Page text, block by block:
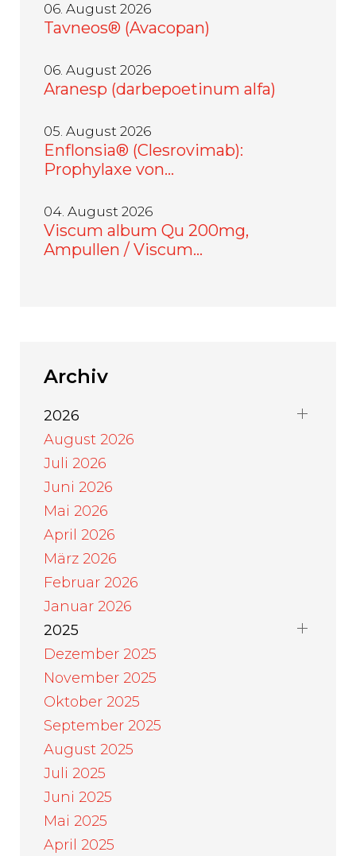
06. August 2026
Tavneos® (Avacopan)
06. August 2026
Aranesp (darbepoetinum alfa)
05. August 2026
Enflonsia® (Clesrovimab):
Prophylaxe von…
04. August 2026
Viscum album Qu 200mg,
Ampullen / Viscum…
Archiv
2026
August 2026
Juli 2026
Juni 2026
Mai 2026
April 2026
März 2026
Februar 2026
Januar 2026
2025
Dezember 2025
November 2025
Oktober 2025
September 2025
August 2025
Juli 2025
Juni 2025
Mai 2025
April 2025